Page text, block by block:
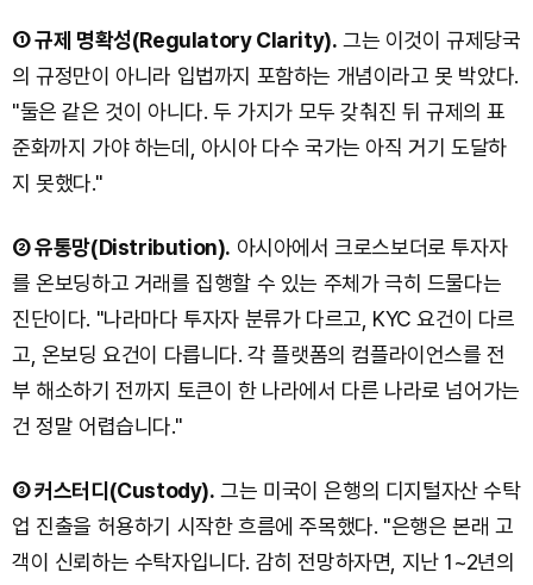
① 규제 명확성(Regulatory Clarity). 그는 이것이 규제당국
의 규정만이 아니라 입법까지 포함하는 개념이라고 못 박았다.
"둘은 같은 것이 아니다. 두 가지가 모두 갖춰진 뒤 규제의 표
준화까지 가야 하는데, 아시아 다수 국가는 아직 거기 도달하
지 못했다."
② 유통망(Distribution). 아시아에서 크로스보더로 투자자
를 온보딩하고 거래를 집행할 수 있는 주체가 극히 드물다는
진단이다. "나라마다 투자자 분류가 다르고, KYC 요건이 다르
고, 온보딩 요건이 다릅니다. 각 플랫폼의 컴플라이언스를 전
부 해소하기 전까지 토큰이 한 나라에서 다른 나라로 넘어가는
건 정말 어렵습니다."
③ 커스터디(Custody). 그는 미국이 은행의 디지털자산 수탁
업 진출을 허용하기 시작한 흐름에 주목했다. "은행은 본래 고
객이 신뢰하는 수탁자입니다. 감히 전망하자면, 지난 1~2년의